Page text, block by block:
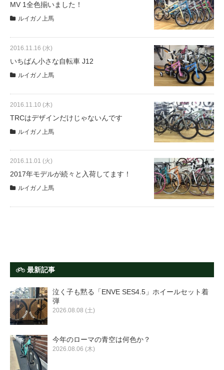
会社概要
個人情報保護
MV 1全色揃いました！
ルイガノ上馬
2016.11.16 (水)
いちばん小さな自転車 J12
ルイガノ上馬
2016.11.10 (木)
TRCはデザインだけじゃないんです
ルイガノ上馬
2016.11.01 (火)
2017年モデルが続々と入荷してます！
ルイガノ上馬
最新記事
泣く子も黙る「ENVE SES4.5」ホイールセット着
弾
2026.08.08 (土)
今年のローマの青空は何色か？
2026.08.06 (木)